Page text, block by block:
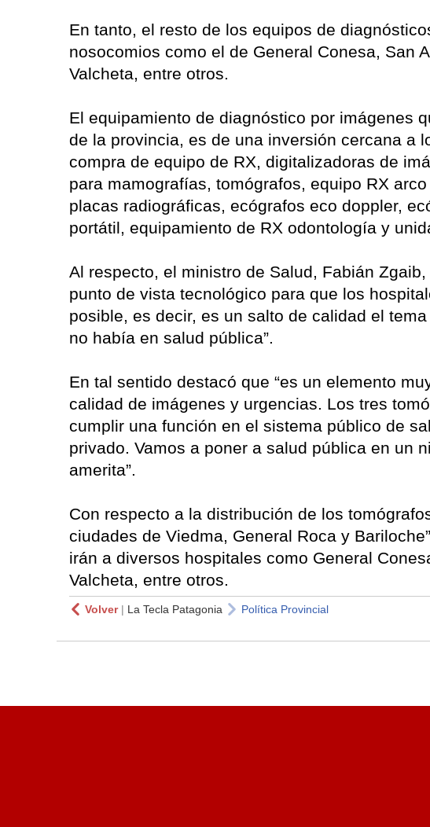
En tanto, el resto de los equipos de
nosocomios como el de General Conesa, San
Valcheta, entre otros.
El equipamiento de diagnóstico por imágenes
de la provincia, es de una inversión cercana a
compra de equipo de RX, digitalizadoras de
para mamografías, tomógrafos, equipo RX
placas radiográficas, ecógrafos eco doppler,
portátil, equipamiento de RX odontología y
Al respecto, el ministro de Salud, Fabián
punto de vista tecnológico para que los
posible, es decir, es un salto de calidad el
no había en salud pública”.
En tal sentido destacó que “es un elemento
calidad de imágenes y urgencias. Los tres
cumplir una función en el sistema público de
privado. Vamos a poner a salud pública en un
amerita”.
Con respecto a la distribución de los
ciudades de Viedma, General Roca y
irán a diversos hospitales como General
Valcheta, entre otros.
Volver| La Tecla Patagonia Política Provincial